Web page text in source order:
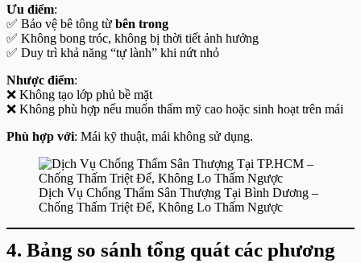
Ưu điểm:
✅ Bảo vệ bê tông từ bên trong
✅ Không bong tróc, không bị thời tiết ảnh hưởng
✅ Duy trì khả năng “tự lành” khi nứt nhỏ
Nhược điểm:
❌ Không tạo lớp phủ bề mặt
❌ Không phù hợp nếu muốn thẩm mỹ cao hoặc sinh hoạt trên mái
Phù hợp với: Mái kỹ thuật, mái không sử dụng.
Dịch Vụ Chống Thấm Sân Thượng Tại Bình Dương –
Chống Thấm Triệt Để, Không Lo Thấm Ngược
4. Bảng so sánh tổng quát các phương